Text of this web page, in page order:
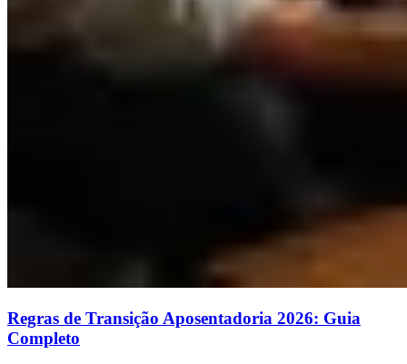
Regras de Transição Aposentadoria 2026: Guia
Completo